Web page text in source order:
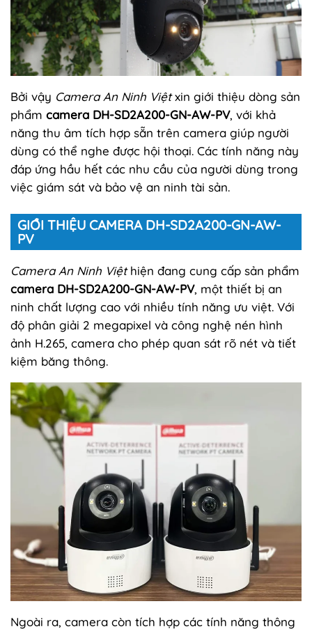
Bởi vậy Camera An Ninh Việtxin giới thiệu dòng sản
phẩm camera DH-SD2A200-GN-AW-PV, với khả
năng thu âm tích hợp sẵn trên camera giúp người
dùng có thể nghe được hội thoại. Các tính năng này
đáp ứng hầu hết các nhu cầu của người dùng trong
việc giám sát và bảo vệ an ninh tài sản.
GIỚI THIỆU CAMERA DH-SD2A200-GN-AW-
PV
Camera An Ninh Việthiện đang cung cấp sản phẩm
camera DH-SD2A200-GN-AW-PV, một thiết bị an
ninh chất lượng cao với nhiều tính năng ưu việt. Với
độ phân giải 2 megapixel và công nghệ nén hình
ảnh H.265, camera cho phép quan sát rõ nét và tiết
kiệm băng thông.
Ngoài ra, camera còn tích hợp các tính năng thông